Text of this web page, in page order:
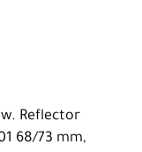
w. Reflector
68/73 mm,